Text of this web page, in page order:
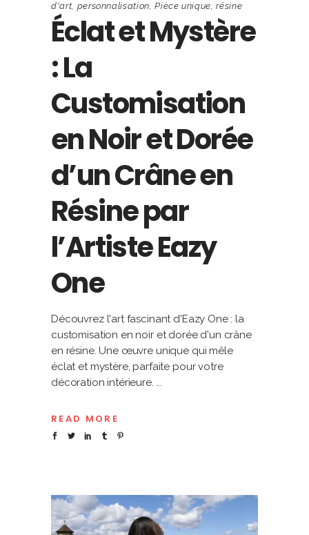
d'art, personnalisation,Pièce unique,résine
Éclat et Mystère
: La
Customisation
en Noir et Dorée
d’un Crâne en
Résine par
l’Artiste Eazy
One
Découvrez l'art fascinant d'Eazy One : la
customisation en noir et dorée d'un crâne
en résine. Une œuvre unique qui mêle
éclat et mystère, parfaite pour votre
décoration intérieure.
READ MORE